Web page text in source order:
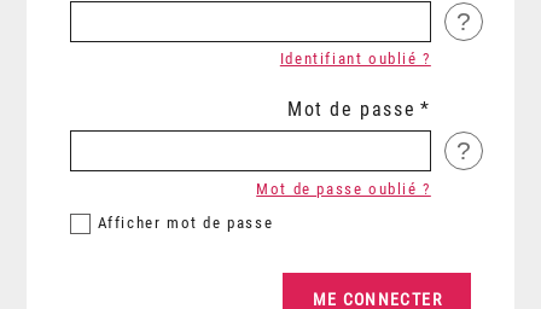
?
Identifiant oublié ?
Mot de passe
?
Afficher mot de passe
Mot de passe oublié ?